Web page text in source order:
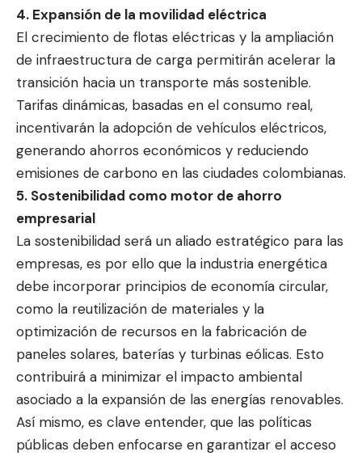
4. Expansión de la movilidad eléctrica
El crecimiento de flotas eléctricas y la ampliación
de infraestructura de carga permitirán acelerar la
transición hacia un transporte más sostenible.
Tarifas dinámicas, basadas en el consumo real,
incentivarán la adopción de vehículos eléctricos,
generando ahorros económicos y reduciendo
emisiones de carbono en las ciudades colombianas.
5. Sostenibilidad como motor de ahorro
empresarial
La sostenibilidad será un aliado estratégico para las
empresas, es por ello que la industria energética
debe incorporar principios de economía circular,
como la reutilización de materiales y la
optimización de recursos en la fabricación de
paneles solares, baterías y turbinas eólicas. Esto
contribuirá a minimizar el impacto ambiental
asociado a la expansión de las energías renovables.
Así mismo, es clave entender, que las políticas
públicas deben enfocarse en garantizar el acceso